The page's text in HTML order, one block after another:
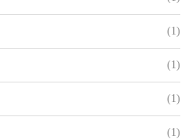
(1)
(1)
(1)
(1)